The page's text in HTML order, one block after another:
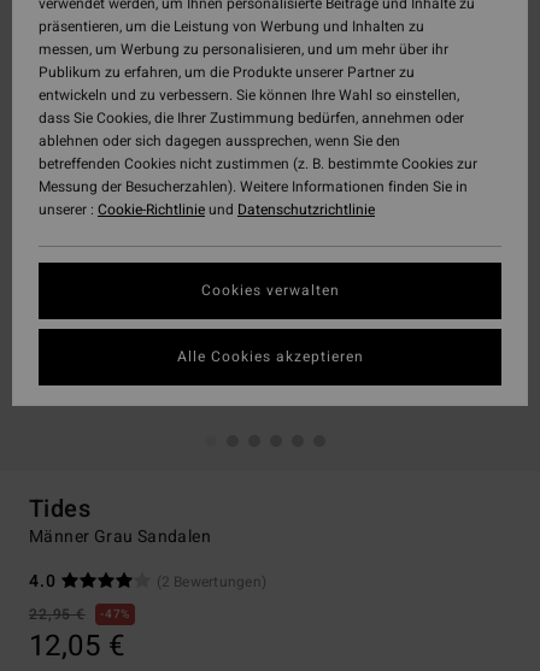
Tides
Männer Grau Sandalen
4.0
(2 Bewertungen)
22,95 €
47%
12,05 €
präsentieren, um die Leistung von Werbung und Inhalten zu
messen, um Werbung zu personalisieren, und um mehr über ihr
Publikum zu erfahren, um die Produkte unserer Partner zu
entwickeln und zu verbessern. Sie können Ihre Wahl so einstellen,
dass Sie Cookies, die Ihrer Zustimmung bedürfen, annehmen oder
ablehnen oder sich dagegen aussprechen, wenn Sie den
betreffenden Cookies nicht zustimmen (z. B. bestimmte Cookies zur
Messung der Besucherzahlen). Weitere Informationen finden Sie in
unserer : Cookie-Richtlinieund Datenschutzrichtlinie
Cookies verwalten
Alle Cookies akzeptieren